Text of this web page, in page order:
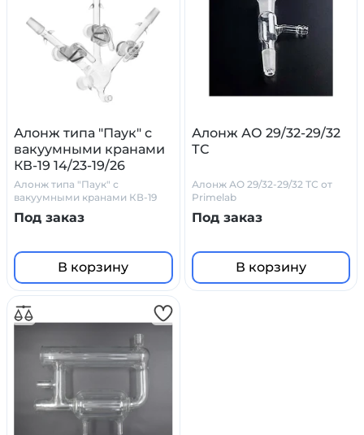
Алонж типа "Паук" с
вакуумными кранами
КВ-19 14/23-19/26
Алонж типа "Паук" с
вакуумными кранами КВ-19
14/23-19/26
Под заказ
В корзину
Алонж АО 29/32-29/32
ТС
Алонж АО 29/32-29/32 ТС от
Primelab
Под заказ
В корзину